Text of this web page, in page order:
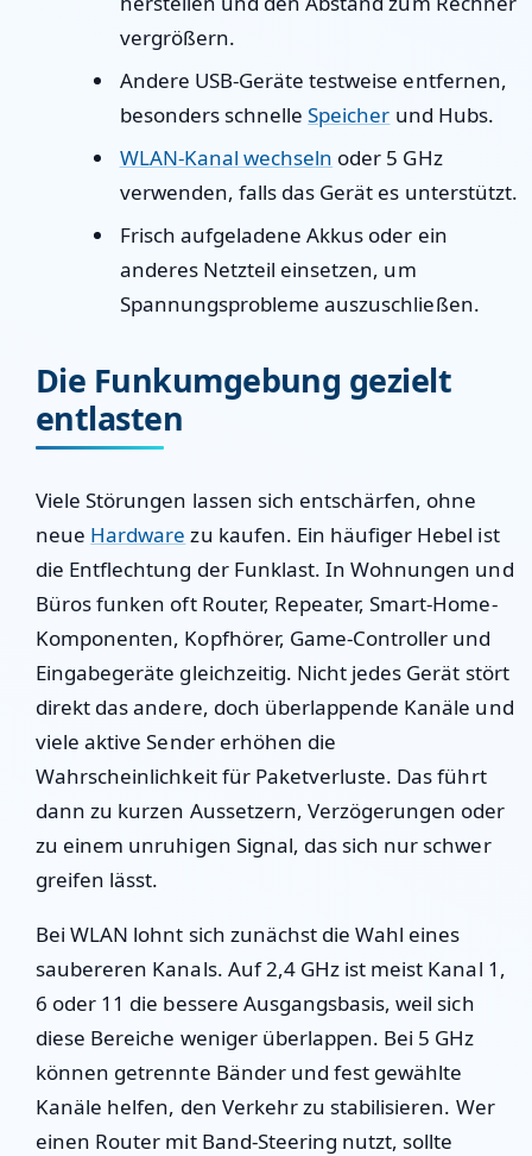
vergrößern.
Andere USB-Geräte testweise entfernen,
besonders schnelleSpeicher und Hubs.
WLAN-Kanal wechseln oder 5 GHz
verwenden, falls das Gerät es unterstützt.
Frisch aufgeladene Akkus oder ein
anderes Netzteil einsetzen, um
Spannungsprobleme auszuschließen.
Die Funkumgebung gezielt
entlasten
Viele Störungen lassen sich entschärfen, ohne
neue Hardware zu kaufen. Ein häufiger Hebel ist
die Entflechtung der Funklast. In Wohnungen und
Büros funken oft Router, Repeater, Smart-Home-
Komponenten, Kopfhörer, Game-Controller und
Eingabegeräte gleichzeitig. Nicht jedes Gerät stört
direkt das andere, doch überlappende Kanäle und
viele aktive Sender erhöhen die
Wahrscheinlichkeit für Paketverluste. Das führt
dann zu kurzen Aussetzern, Verzögerungen oder
zu einem unruhigen Signal, das sich nur schwer
greifen lässt.
Bei WLAN lohnt sich zunächst die Wahl eines
saubereren Kanals. Auf 2,4 GHz ist meist Kanal 1,
6 oder 11 die bessere Ausgangsbasis, weil sich
diese Bereiche weniger überlappen. Bei 5 GHz
können getrennte Bänder und fest gewählte
Kanäle helfen, den Verkehr zu stabilisieren. Wer
einen Router mit Band-Steering nutzt, sollte